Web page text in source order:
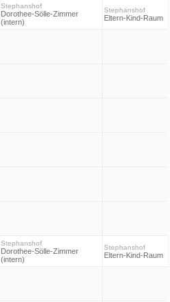
Stephanshof
Dorothee-Sölle-Zimmer
(intern)
Stephanshof
Eltern-Kind-Raum
Stephanshof
Dorothee-Sölle-Zimmer
(intern)
Stephanshof
Eltern-Kind-Raum